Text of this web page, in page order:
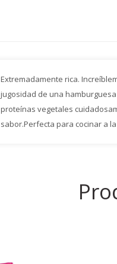
Extremadamente rica.
jugosidad de una
proteínas vegetales
sabor.Perfecta para cocinar a